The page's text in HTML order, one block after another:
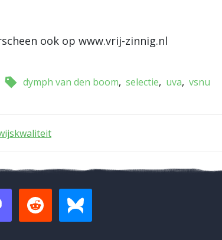
ook op www.vrij-zinnig.nl
dymph van den boom selectie uva vsnu